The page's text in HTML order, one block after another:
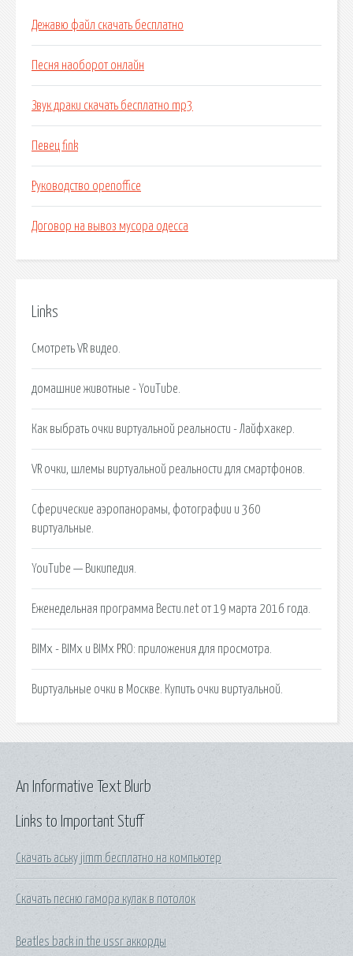
Дежавю файл скачать бесплатно
Песня наоборот онлайн
Звук драки скачать бесплатно mp3
Певец fink
Руководство openoffice
Договор на вывоз мусора одесса
Links
Смотреть VR видео.
домашние животные - YouTube.
Как выбрать очки виртуальной реальности - Лайфхакер.
VR очки, шлемы виртуальной реальности для смартфонов.
Сферические aэропанорамы, фотографии и 360
виртуальные.
YouTube — Википедия.
Еженедельная программа Вести.net от 19 марта 2016 года.
BIMx - BIMx и BIMx PRO: приложения для просмотра.
Виртуальные очки в Москве. Купить очки виртуальной.
Links to Important Stuff
Скачать аську jimm бесплатно на компьютер
Скачать песню гамора кулак в потолок
Beatles back in the ussr аккорды
An Informative Text Blurb